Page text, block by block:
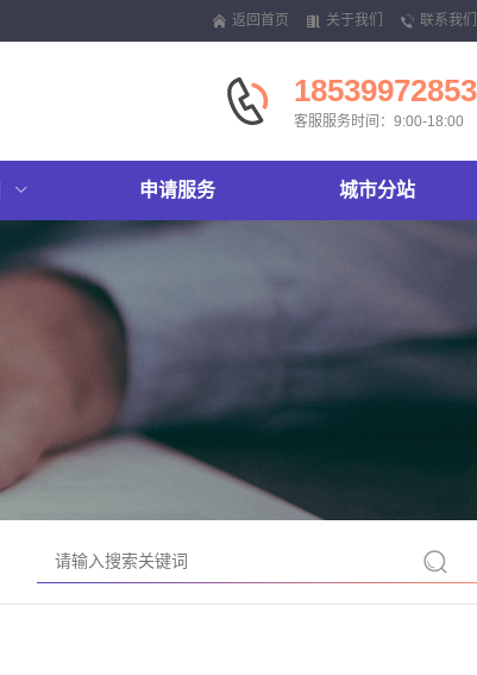
返回首页 关于我们 联系我们
18539972853
客服服务时间：9:00-18:00
申请服务 城市分站